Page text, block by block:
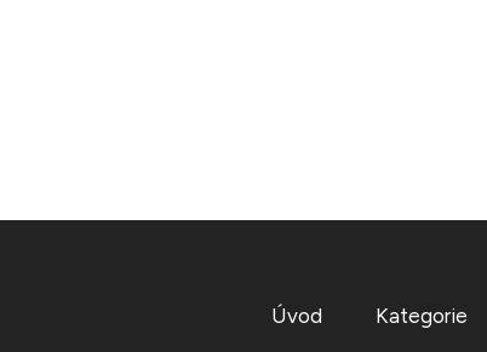
Úvod Kategorie